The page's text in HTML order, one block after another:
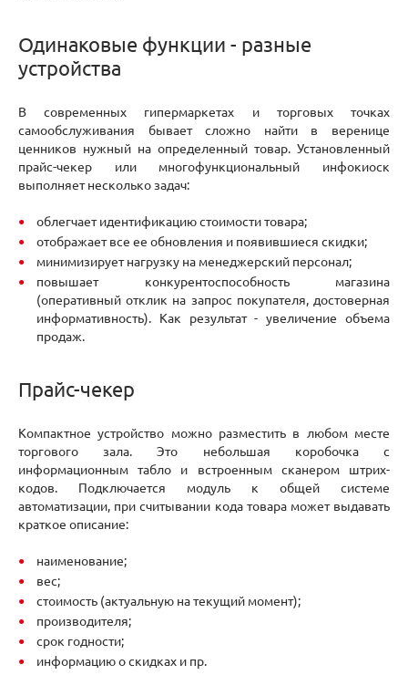
Одинаковые функции - разные
устройства
В современных гипермаркетах и торговых точках
самообслуживания бывает сложно найти в веренице
ценников нужный на определенный товар. Установленный
прайс-чекер или многофункциональный инфокиоск
выполняет несколько задач:
облегчает идентификацию стоимости товара;
отображает все ее обновления и появившиеся скидки;
минимизирует нагрузку на менеджерский персонал;
повышает конкурентоспособность магазина
(оперативный отклик на запрос покупателя, достоверная
информативность). Как результат - увеличение объема
продаж.
Прайс-чекер
Компактное устройство можно разместить в любом месте
торгового зала. Это небольшая коробочка с
информационным табло и встроенным сканером штрих-
кодов. Подключается модуль к общей системе
автоматизации, при считывании кода товара может выдавать
краткое описание:
наименование;
вес;
стоимость (актуальную на текущий момент);
производителя;
срок годности;
информацию о скидках и пр.